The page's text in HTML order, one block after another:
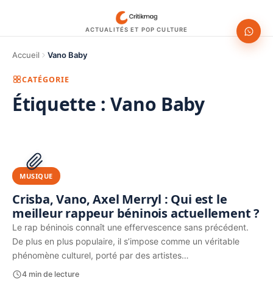
ACTUALITÉS ET POP CULTURE
Accueil Vano Baby
CATÉGORIE
Étiquette :Vano Baby
PUBLICITÉ
MUSIQUE
Crisba, Vano, Axel Merryl : Qui est le
meilleur rappeur béninois actuellement ?
Le rap béninois connaît une effervescence sans précédent.
De plus en plus populaire, il s’impose comme un véritable
phénomène culturel, porté par des artistes…
4 min de lecture